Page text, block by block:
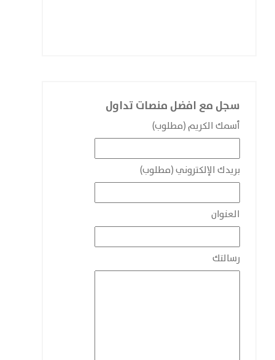
سجل مع افضل منصات تداول
أسمك الكريم (مطلوب)
بريدك الإلكتروني (مطلوب)
العنوان
رسالتك